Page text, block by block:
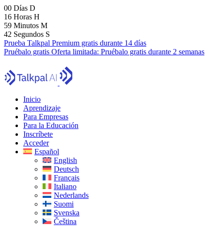
00 Días D
16 Horas H
59 Minutos M
41 Segundos S
Prueba Talkpal Premium gratis durante 14 días
Pruébalo gratis Oferta limitada: Pruébalo gratis durante 2 semanas
Inicio
Aprendizaje
Para Empresas
Para la Educación
Inscríbete
Acceder
Español
English
Deutsch
Français
Italiano
Nederlands
Suomi
Svenska
Čeština